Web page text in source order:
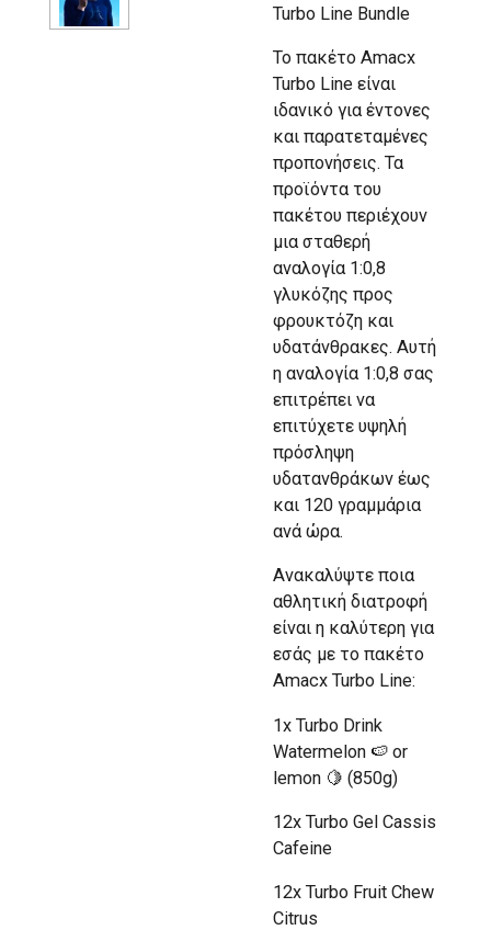
Turbo Line Bundle
Το πακέτο Amacx
Turbo Line είναι
ιδανικό για έντονες
και παρατεταμένες
προπονήσεις. Τα
προϊόντα του
πακέτου περιέχουν
μια σταθερή
αναλογία 1:0,8
γλυκόζης προς
φρουκτόζη και
υδατάνθρακες. Αυτή
η αναλογία 1:0,8 σας
επιτρέπει να
επιτύχετε υψηλή
πρόσληψη
υδατανθράκων έως
και 120 γραμμάρια
ανά ώρα.
Ανακαλύψτε ποια
αθλητική διατροφή
είναι η καλύτερη για
εσάς με το πακέτο
Amacx Turbo Line:
1x Turbo Drink
Watermelon 🍉 or
lemon 🍋 (850g)
12x Turbo Gel Cassis
Cafeine
12x Turbo Fruit Chew
Citrus